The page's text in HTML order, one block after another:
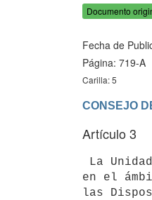
Documento
Fecha de
Página: 719-A
Carilla: 5
CONSEJO
Artículo 3
en el
las